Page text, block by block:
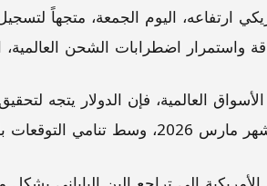
ارتفاعه، اليوم الجمعة، متجهاً
واستمرار اضطرابات الشحن
العالمية، فإن الدولار يتجه
السياسة النقدية الأمريكية.